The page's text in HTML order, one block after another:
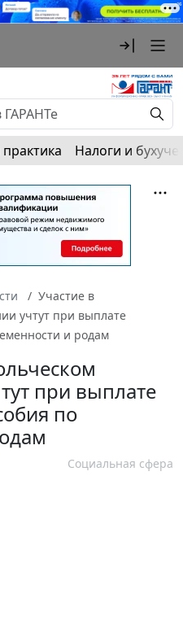
Налоги и
Участие в
учтут при выплате
и родам
при выплате
по
Социальная сфера